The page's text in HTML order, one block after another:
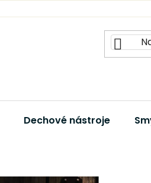
Dechové nástroje